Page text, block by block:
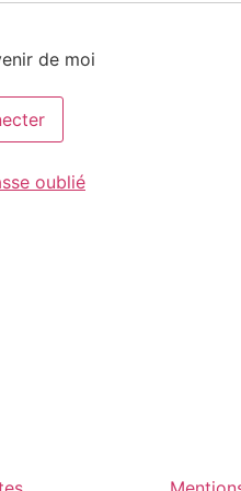
de moi
oublié